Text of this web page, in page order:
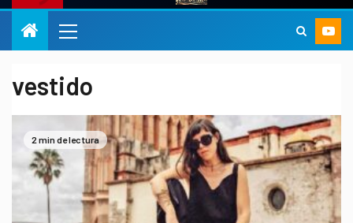
vestido
2 min de lectura